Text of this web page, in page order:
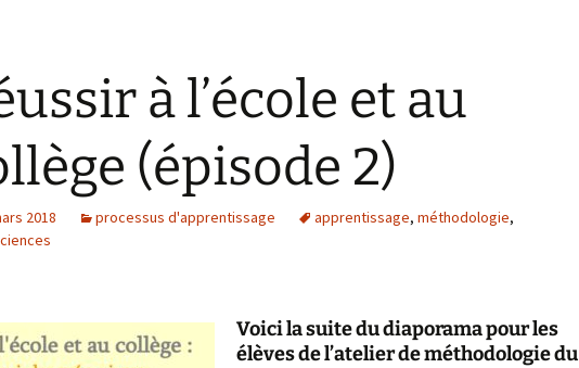
à l’école et au
(épisode 2)
2018 processus d'apprentissage apprentissage, méthodologie,
Voici la suite du diaporama pour les
élèves de l’atelier de méthodologie du